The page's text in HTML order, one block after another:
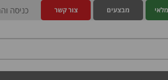
צור קשר מבצעים כניסה